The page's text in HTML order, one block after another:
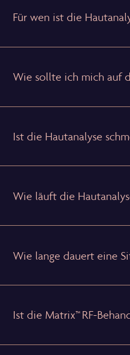
Für wen ist die
Wie sollte ich mich auf
Ist die Hautanalyse
Wie läuft die
Wie lange dauert eine
Ist die Matrix™ RF-